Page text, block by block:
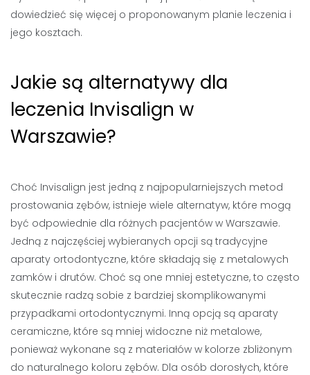
dowiedzieć się więcej o proponowanym planie leczenia i
jego kosztach.
Jakie są alternatywy dla
leczenia Invisalign w
Warszawie?
Choć Invisalign jest jedną z najpopularniejszych metod
prostowania zębów, istnieje wiele alternatyw, które mogą
być odpowiednie dla różnych pacjentów w Warszawie.
Jedną z najczęściej wybieranych opcji są tradycyjne
aparaty ortodontyczne, które składają się z metalowych
zamków i drutów. Choć są one mniej estetyczne, to często
skutecznie radzą sobie z bardziej skomplikowanymi
przypadkami ortodontycznymi. Inną opcją są aparaty
ceramiczne, które są mniej widoczne niż metalowe,
ponieważ wykonane są z materiałów w kolorze zbliżonym
do naturalnego koloru zębów. Dla osób dorosłych, które